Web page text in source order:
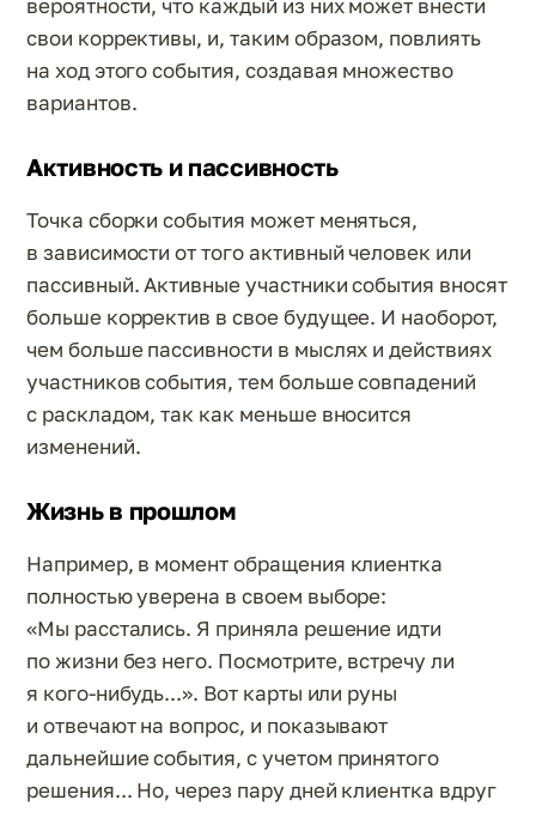
вероятности, что каждый из них может внести
свои коррективы, и, таким образом, повлиять
на ход этого события, создавая множество
вариантов.
Активность и пассивность
Точка сборки события может меняться,
в зависимости от того активный человек или
пассивный. Активные участники события вносят
больше корректив в свое будущее. И наоборот,
чем больше пассивности в мыслях и действиях
участников события, тем больше совпадений
с раскладом, так как меньше вносится
изменений.
Жизнь в прошлом
Например, в момент обращения клиентка
полностью уверена в своем выборе:
«Мы расстались. Я приняла решение идти
по жизни без него. Посмотрите, встречу ли
я кого-нибудь...». Вот карты или руны
и отвечают на вопрос, и показывают
дальнейшие события, с учетом принятого
решения... Но, через пару дней клиентка вдруг